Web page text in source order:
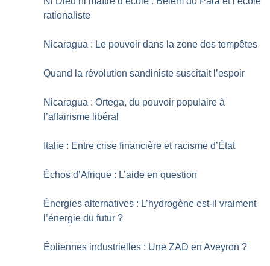
rationaliste
Nicaragua : Le pouvoir dans la zone des tempêtes
Quand la révolution sandiniste suscitait l’espoir
Nicaragua : Ortega, du pouvoir populaire à
l’affairisme libéral
Italie : Entre crise financière et racisme d’État
Échos d’Afrique : L’aide en question
Énergies alternatives : L’hydrogène est-il vraiment
l’énergie du futur ?
Éoliennes industrielles : Une ZAD en Aveyron ?